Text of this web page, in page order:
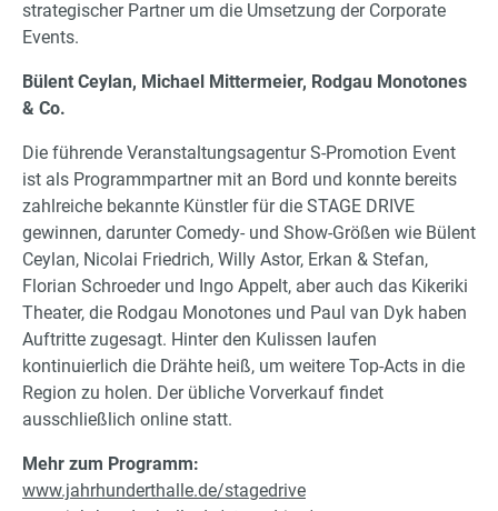
strategischer Partner um die Umsetzung der Corporate
Events.
Bülent Ceylan, Michael Mittermeier, Rodgau Monotones
& Co.
Die führende Veranstaltungsagentur S-Promotion Event
ist als Programmpartner mit an Bord und konnte bereits
zahlreiche bekannte Künstler für die STAGE DRIVE
gewinnen, darunter Comedy- und Show-Größen wie Bülent
Ceylan, Nicolai Friedrich, Willy Astor, Erkan & Stefan,
Florian Schroeder und Ingo Appelt, aber auch das Kikeriki
Theater, die Rodgau Monotones und Paul van Dyk haben
Auftritte zugesagt. Hinter den Kulissen laufen
kontinuierlich die Drähte heiß, um weitere Top-Acts in die
Region zu holen. Der übliche Vorverkauf findet
ausschließlich online statt.
Mehr zum Programm:
www.jahrhunderthalle.de/stagedrive